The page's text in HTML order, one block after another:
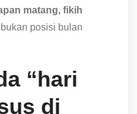
matang, fikih
posisi bulan
“hari
di